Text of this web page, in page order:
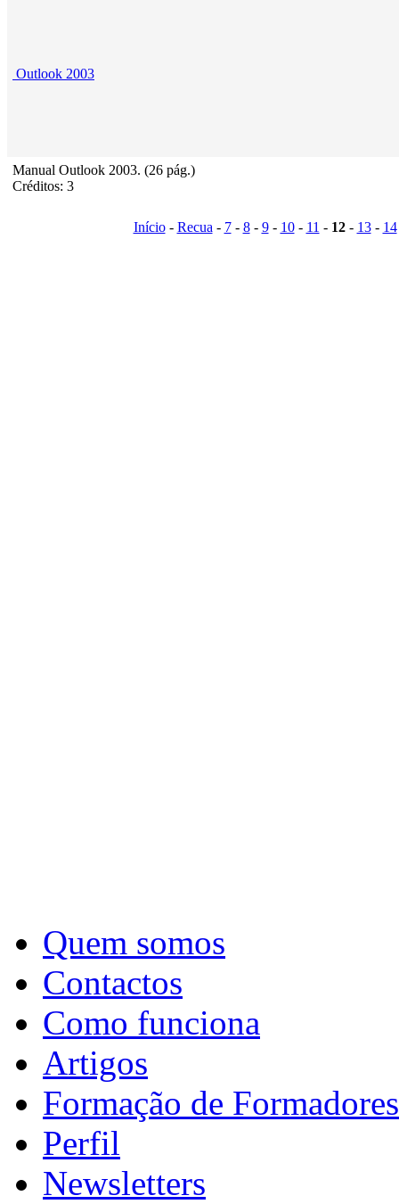
Outlook 2003
Manual Outlook 2003. (26 pág.)
Créditos: 3
Início- Recua- 7- 8- 9- 10- 11 - 12- 13- 14
Quem somos
Contactos
Como funciona
Artigos
Formação de Formadores
Perfil
Newsletters